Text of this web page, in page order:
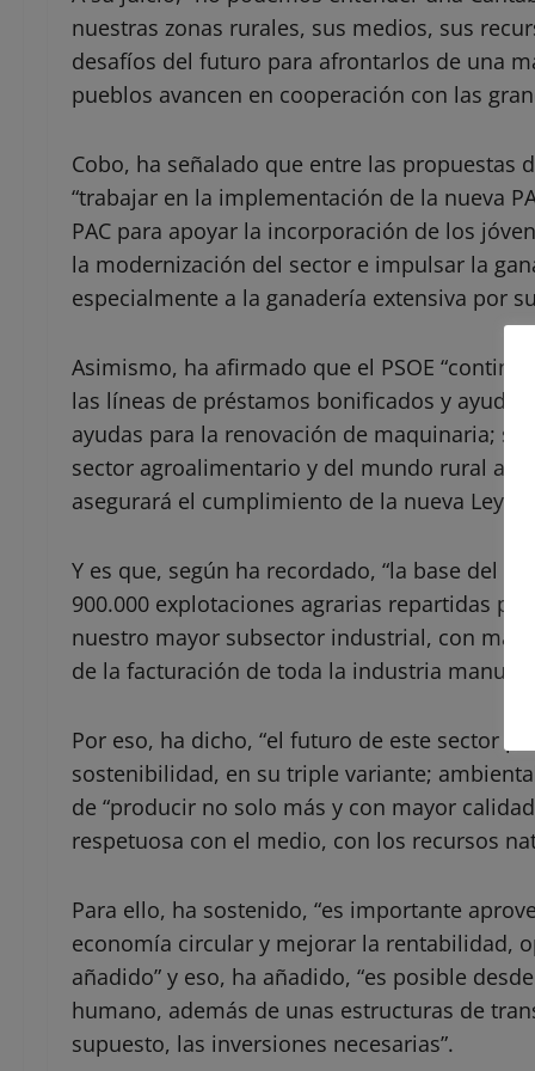
nuestras zonas rurales, sus medios, sus
desafíos del futuro para afrontarlos de una
pueblos avancen en cooperación con las
Cobo, ha señalado que entre las propuestas
“trabajar en la implementación de la nueva
PAC para apoyar la incorporación de los
la modernización del sector e impulsar la
especialmente a la ganadería extensiva por
Asimismo, ha afirmado que el PSOE
las líneas de préstamos bonificados y
ayudas para la renovación de maquinaria;
sector agroalimentario y del mundo rural
asegurará el cumplimiento de la nueva Ley
Y es que, según ha recordado, “la base del
900.000 explotaciones agrarias repartidas
nuestro mayor subsector industrial, con más
de la facturación de toda la industria
Por eso, ha dicho, “el futuro de este sector
sostenibilidad, en su triple variante;
de “producir no solo más y con mayor
respetuosa con el medio, con los recursos
Para ello, ha sostenido, “es importante
economía circular y mejorar la rentabilidad,
añadido” y eso, ha añadido, “es posible
humano, además de unas estructuras de
supuesto, las inversiones necesarias”.